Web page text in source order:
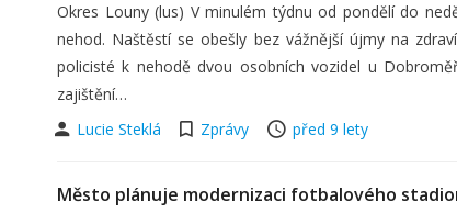
Okres Louny (lus) V minulém týdnu od pondělí do
nehod. Naštěstí se obešly bez vážnější újmy na
policisté k nehodě dvou osobních vozidel u
zajištění…
Lucie Steklá
Zprávy před 9 lety
Město plánuje modernizaci fotbalového